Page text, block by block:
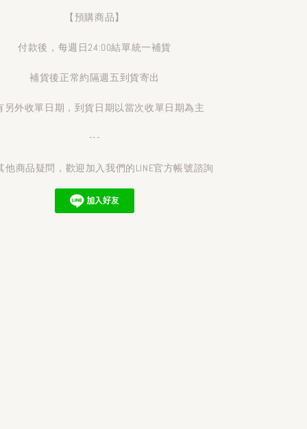
【預購商品】
付款後，每週日24:00結單統一補貨
補貨後正常約隔週五到貨寄出
另外收單日期，到貨日期以當次收單日期為主
---
他商品疑問，歡迎加入我們的LINE官方帳號諮詢